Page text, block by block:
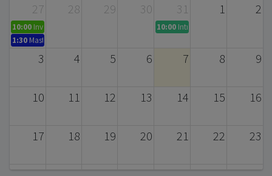
27 28 29 30 31 1 2
10:00 Invitation to the Doctoral Dissertation Defense – Serpil Bayraktar
10:00 Introductory Presentation
1:30 Master's Thesis Defense
3 4 5 6 7 8 9
10 11 12 13 14 15 16
17 18 19 20 21 22 23